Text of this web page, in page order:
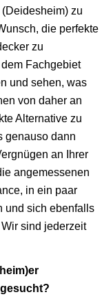
zu
die perfekte
zu
Fachgebiet
und sehen, was
von daher an
Alternative zu
genauso dann
an Ihrer
angemessenen
in ein paar
und sich ebenfalls
sind jederzeit